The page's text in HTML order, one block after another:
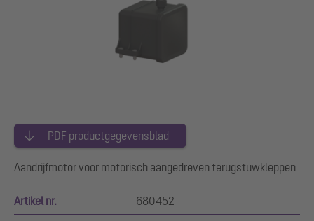
PDF productgegevensblad
Aandrijfmotor voor motorisch aangedreven terugstuwkleppen
Artikel nr. 680452